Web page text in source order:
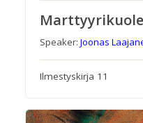
Speaker:Joonas
Ilmestyskirja 11